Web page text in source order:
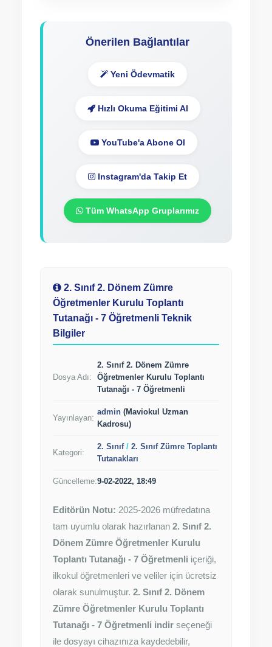
Önerilen Bağlantılar
Yeni Ödevmatik
Hızlı Okuma Eğitimi Al
YouTube'a Abone Ol
Instagram'da Takip Et
Tüm WhatsApp Gruplarımız
2. Sınıf 2. Dönem Zümre
Öğretmenler Kurulu Toplantı
Tutanağı - 7 Öğretmenli Teknik
Bilgiler
Dosya Adı:
2. Sınıf 2. Dönem Zümre
Öğretmenler Kurulu Toplantı
Tutanağı - 7 Öğretmenli
Yayınlayan:
admin (Maviokul Uzman
Kadrosu)
Kategori:
2. Sınıf/ 2. Sınıf Zümre Toplantı
Tutanakları
Güncelleme:9-02-2022, 18:49
Editörün Notu: 2025-2026 müfredatına
tam uyumlu olarak hazırlanan 2. Sınıf 2.
Dönem Zümre Öğretmenler Kurulu
Toplantı Tutanağı - 7 Öğretmenli içeriği,
ilkokul öğretmenleri ve veliler için ücretsiz
olarak sunulmuştur. 2. Sınıf 2. Dönem
Zümre Öğretmenler Kurulu Toplantı
Tutanağı - 7 Öğretmenli indir seçeneği
ile dosyayı cihazınıza kaydedebilir,